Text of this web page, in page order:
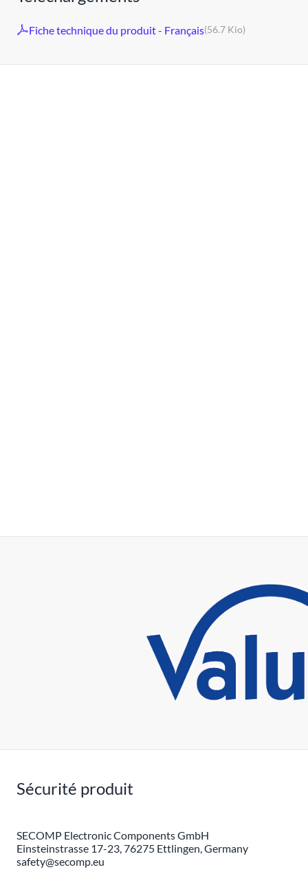
Fiche technique du produit - Français(56.7 Kio)
Sécurité produit
SECOMP Electronic Components GmbH
Einsteinstrasse 17-23, 76275 Ettlingen, Germany
safety@secomp.eu